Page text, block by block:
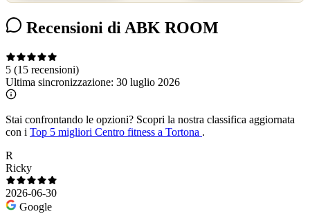
Recensioni di ABK ROOM
5 (15 recensioni)
Ultima sincronizzazione: 30 luglio 2026
Stai confrontando le opzioni? Scopri la nostra classifica aggiornata
con i Top 5 migliori Centro fitness a Tortona .
R
Ricky
2026-06-30
Google